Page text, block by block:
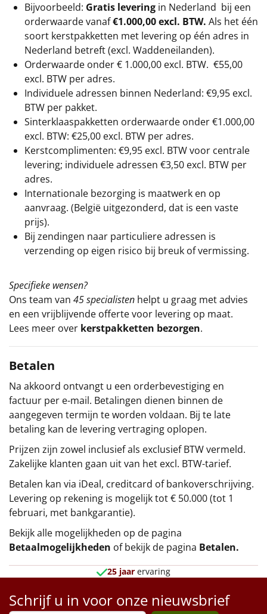
Bijvoorbeeld: Gratis levering in Nederland bij een
orderwaarde vanaf€1.000,00 excl. BTW. Als het één
soort kerstpakketten met levering op één adres in
Nederland betreft (excl. Waddeneilanden).
Orderwaarde onder € 1.000,00 excl. BTW. €55,00
excl. BTW per adres.
Individuele adressen binnen Nederland: €9,95 excl.
BTW per pakket.
Sinterklaaspakketten orderwaarde onder €1.000,00
excl. BTW: €25,00 excl. BTW per adres.
Kerstcomplimenten: €9,95 excl. BTW voor centrale
levering; individuele adressen €3,50 excl. BTW per
adres.
Internationale bezorging is maatwerk en op
aanvraag. (België uitgezonderd, dat is een vaste
prijs).
Bij zendingen naar particuliere adressen is
verzending op eigen risico bij breuk of vermissing.
Specifieke wensen?
Ons team van 45 specialisten helpt u graag met advies
en een vrijblijvende offerte voor levering op maat.
Lees meer over kerstpakketten bezorgen.
Betalen
Na akkoord ontvangt u een orderbevestiging en
factuur per e-mail. Betalingen dienen binnen de
aangegeven termijn te worden voldaan. Bij te late
betaling kan de levering vertraging oplopen.
Prijzen zijn zowel inclusief als exclusief BTW vermeld.
Zakelijke klanten gaan uit van het excl. BTW-tarief.
Betalen kan via iDeal, creditcard of bankoverschrijving.
Levering op rekening is mogelijk tot € 50.000 (tot 1
februari, met bankgarantie).
Bekijk alle mogelijkheden op de pagina
Betaalmogelijkheden of bekijk de pagina Betalen.
25 jaar ervaring
Schrijf u in voor onze nieuwsbrief